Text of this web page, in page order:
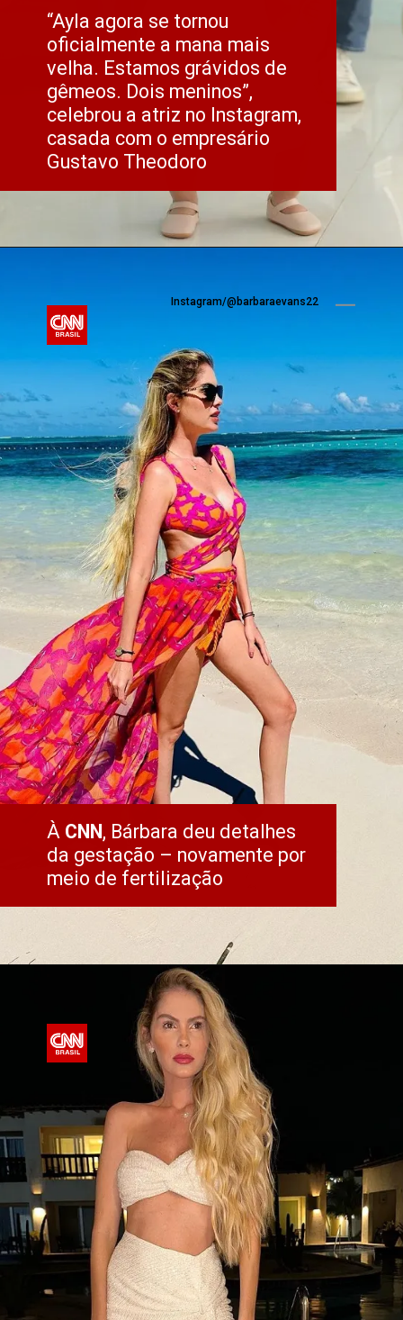
“Ayla agora se tornou
oficialmente a mana mais
velha. Estamos grávidos de
gêmeos. Dois meninos”,
celebrou a atriz no Instagram,
casada com o empresário
Gustavo Theodoro
Instagram/@barbaraevans22
À CNN, Bárbara deu detalhes
da gestação – novamente por
meio de fertilização